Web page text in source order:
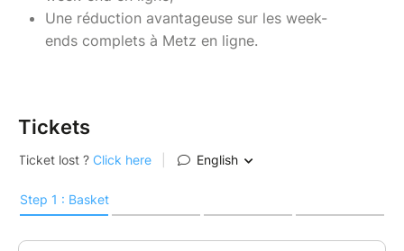
Une réduction avantageuse sur les week-
ends complets à Metz en ligne.
Tickets